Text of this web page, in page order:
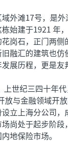
外滩17号，是
始建于1921 年
岗石，正门两
融汇的建筑也
展历程，更是友
世纪三四十年
放与金融领域开
立上海分公司
尚处于起步阶
地保险市场。